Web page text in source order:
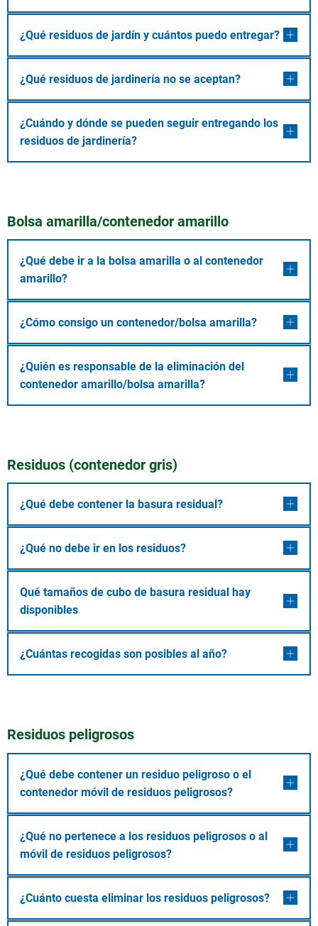
¿Qué residuos de jardín y cuántos puedo entregar?
¿Qué residuos de jardinería no se aceptan?
¿Cuándo y dónde se pueden seguir entregando los
residuos de jardinería?
Bolsa amarilla/contenedor amarillo
¿Qué debe ir a la bolsa amarilla o al contenedor
amarillo?
¿Cómo consigo un contenedor/bolsa amarilla?
¿Quién es responsable de la eliminación del
contenedor amarillo/bolsa amarilla?
Residuos (contenedor gris)
¿Qué debe contener la basura residual?
¿Qué no debe ir en los residuos?
Qué tamaños de cubo de basura residual hay
disponibles
¿Cuántas recogidas son posibles al año?
Residuos peligrosos
¿Qué debe contener un residuo peligroso o el
contenedor móvil de residuos peligrosos?
¿Qué no pertenece a los residuos peligrosos o al
móvil de residuos peligrosos?
¿Cuánto cuesta eliminar los residuos peligrosos?